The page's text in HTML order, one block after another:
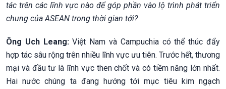
tác trên các lĩnh vực nào để góp phần vào lộ trình phát triển
chung của ASEAN trong thời gian tới?
Ông Uch Leang:Việt Nam và Campuchia có thể thúc đẩy
hợp tác sâu rộng trên nhiều lĩnh vực ưu tiên. Trước hết, thương
mại và đầu tư là lĩnh vực then chốt và có tiềm năng lớn nhất.
Hai nước chúng ta đang hướng tới mục tiêu kim ngạch